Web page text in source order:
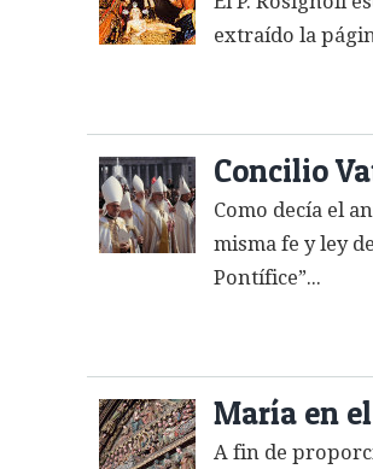
extraído la
Concilio
Como decía el
misma fe y ley
Pontífice”...
María en
A fin de